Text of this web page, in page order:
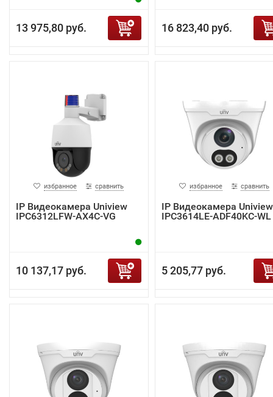
13 975,80 руб. 16 823,40 руб.
избранное сравнить
IP Видеокамера Uniview
IPC6312LFW-AX4C-VG
10 137,17 руб.
избранное сравнить
IP Видеокамера Uniview
IPC3614LE-ADF40KC-WL
5 205,77 руб.